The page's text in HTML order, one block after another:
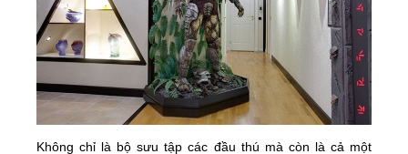
Không chỉ là bộ sưu tập các đầu thú mà còn là cả một